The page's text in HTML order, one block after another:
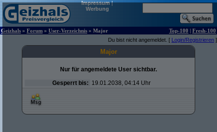
Impressum|
Werbung
Geizhals » Forum » User-Verzeichnis » Major Top-100 | Fresh-100
Du bist nicht angemeldet. [ Login/Registrieren ]
Major
Nur für angemeldete User sichtbar.
Gesperrt bis: 19.01.2038, 04:14 Uhr